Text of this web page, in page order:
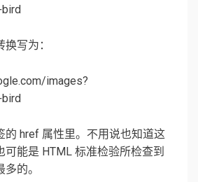
写为：
images?
的 href 属性里。不用说也知道这
可能是 HTML 标准检验所检查到
的。